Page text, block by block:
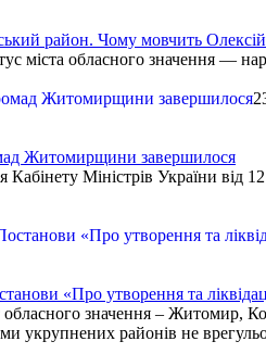
район. Чому мовчить
міста обласного значення —
Житомирщини завершилося
Міністрів України від
«Про утворення та
значення – Житомир,
укрупнених районів не